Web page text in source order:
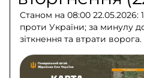
Станом на 08:00 22.05.2026:
проти України; за минулу
зіткнення та втрати ворога.